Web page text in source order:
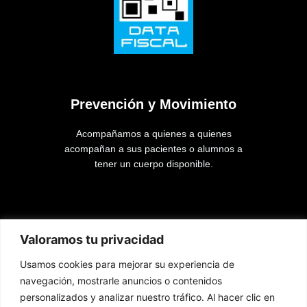
Valoramos tu privacidad
Usamos cookies para mejorar su experiencia de
navegación, mostrarle anuncios o contenidos
personalizados y analizar nuestro tráfico. Al hacer clic en
Prevención y Movimiento
Acompañamos a quienes a quienes
acompañan a sus pacientes o alumnos a
tener un cuerpo disponible.
Lista de páginas
Inicio
Cursos
Contacto